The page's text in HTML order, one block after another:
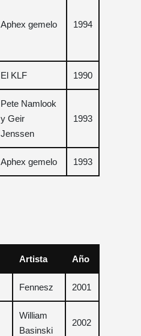
Aphex gemelo 1994
El KLF 1990
Pete Namlook
y Geir
Jenssen
1993
Aphex gemelo 1993
Artista Año
Fennesz 2001
William
Basinski
2002